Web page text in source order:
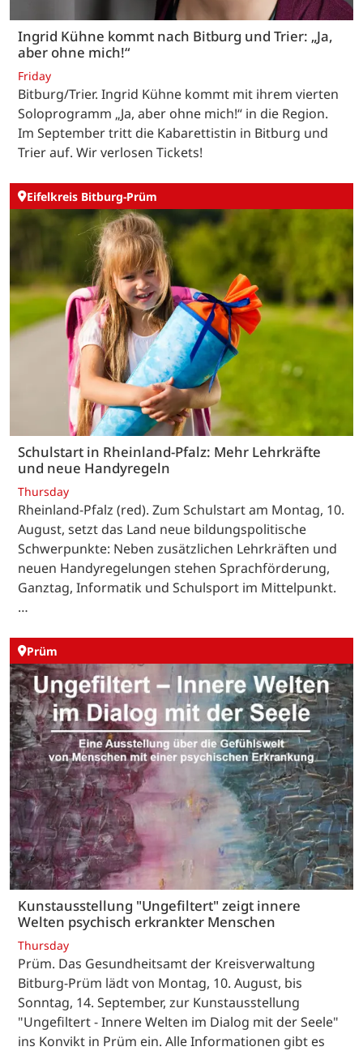
Ingrid Kühne kommt nach Bitburg und Trier: „Ja,
aber ohne mich!“
Friday
Bitburg/Trier. Ingrid Kühne kommt mit ihrem vierten
Soloprogramm „Ja, aber ohne mich!“ in die Region.
Im September tritt die Kabarettistin in Bitburg und
Trier auf. Wir verlosen Tickets!
Eifelkreis Bitburg-Prüm
Schulstart in Rheinland-Pfalz: Mehr Lehrkräfte
und neue Handyregeln
Thursday
Rheinland-Pfalz (red). Zum Schulstart am Montag, 10.
August, setzt das Land neue bildungspolitische
Schwerpunkte: Neben zusätzlichen Lehrkräften und
neuen Handyregelungen stehen Sprachförderung,
Ganztag, Informatik und Schulsport im Mittelpunkt.
…
Prüm
Kunstausstellung "Ungefiltert" zeigt innere
Welten psychisch erkrankter Menschen
Thursday
Prüm. Das Gesundheitsamt der Kreisverwaltung
Bitburg-Prüm lädt von Montag, 10. August, bis
Sonntag, 14. September, zur Kunstausstellung
"Ungefiltert - Innere Welten im Dialog mit der Seele"
ins Konvikt in Prüm ein. Alle Informationen gibt es